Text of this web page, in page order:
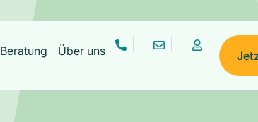
Beratung Über uns